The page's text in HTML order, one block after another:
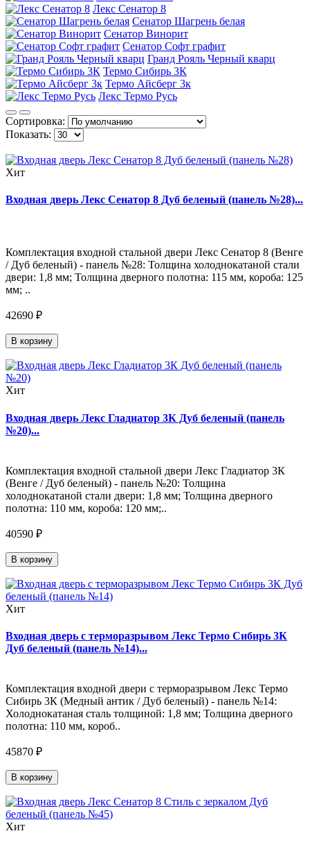
Лекс Сенатор 8
Сенатор Шагрень белая
Сенатор Винорит
Сенатор Софт графит
Гранд Рояль Черный кварц
Термо Сибирь 3К
Термо Айсберг 3к
Лекс Термо Русь
Сортировка:
Показать:
Хит
Входная дверь Лекс Сенатор 8 Дуб беленый (панель №28)...
Комплектация входной стальной двери Лекс Сенатор 8 (Венге
/ Дуб беленый) - панель №28: Толщина холоднокатаной стали
двери: 1,8 мм; Толщина дверного полотна: 115 мм, короба: 125
мм; ..
42690 ₽
В корзину
Хит
Входная дверь Лекс Гладиатор 3К Дуб беленый (панель
№20)...
Комплектация входной стальной двери Лекс Гладиатор 3К
(Венге / Дуб беленый) - панель №20: Толщина
холоднокатаной стали двери: 1,8 мм; Толщина дверного
полотна: 110 мм, короба: 120 мм;..
40590 ₽
В корзину
Хит
Входная дверь с терморазрывом Лекс Термо Сибирь 3К
Дуб беленый (панель №14)...
Комплектация входной двери с терморазрывом Лекс Термо
Сибирь 3К (Медный антик / Дуб беленый) - панель №14:
Холоднокатаная сталь толщиной: 1,8 мм; Толщина дверного
полотна: 110 мм, короб..
45870 ₽
В корзину
Хит